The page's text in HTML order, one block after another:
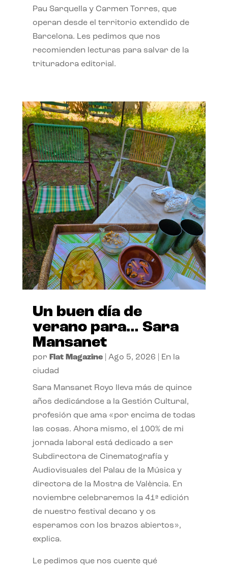
Pau Sarquella y Carmen Torres, que
operan desde el territorio extendido de
Barcelona. Les pedimos que nos
recomienden lecturas para salvar de la
trituradora editorial.
Un buen día de
verano para… Sara
Mansanet
por Flat Magazine| Ago 5, 2026
En la
ciudad
Sara Mansanet Royo lleva más de quince
años dedicándose a la Gestión Cultural,
profesión que ama «por encima de todas
las cosas. Ahora mismo, el 100% de mi
jornada laboral está dedicado a ser
Subdirectora de Cinematografía y
Audiovisuales del Palau de la Música y
directora de la Mostra de València. En
noviembre celebraremos la 41ª edición
de nuestro festival decano y os
esperamos con los brazos abiertos»,
explica.
Le pedimos que nos cuente qué